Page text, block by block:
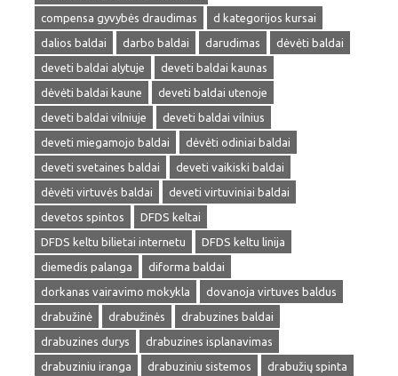
compensa gyvybės draudimas
d kategorijos kursai
dalios baldai
darbo baldai darudimas
dėvėti baldai
deveti baldai alytuje
deveti baldai kaunas
dėvėti baldai kaune
deveti baldai utenoje
deveti baldai vilniuje
deveti baldai vilnius
deveti miegamojo baldai
dėvėti odiniai baldai
deveti svetaines baldai
deveti vaikiski baldai
dėvėti virtuvės baldai
deveti virtuviniai baldai
devetos spintos
DFDS keltai
DFDS keltu bilietai internetu
DFDS keltu linija
diemedis palanga
diforma baldai
dorkanas vairavimo mokykla
dovanoja virtuves baldus
drabužinė
drabužinės
drabuzines baldai
drabuzines durys
drabuzines isplanavimas
drabuziniu iranga
drabuziniu sistemos
drabužių spinta